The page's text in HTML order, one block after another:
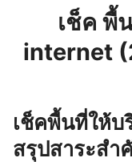
เช็ค พื้
internet
เช็คพื้นที่ให้บ
สรุปสาระสำ